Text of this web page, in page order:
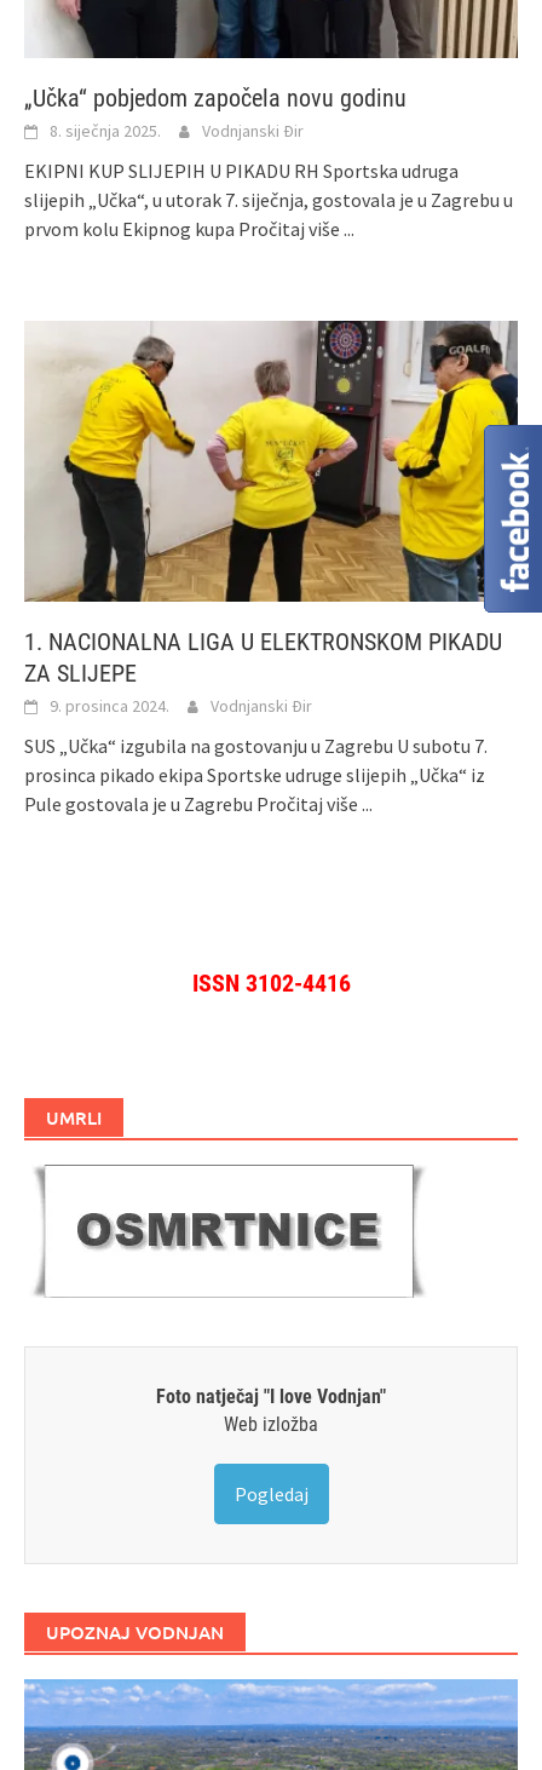
„Učka“ pobjedom započela novu godinu
8. siječnja 2025. Vodnjanski Đir
EKIPNI KUP SLIJEPIH U PIKADU RH Sportska udruga
slijepih „Učka“, u utorak 7. siječnja, gostovala je u Zagrebu u
prvom kolu Ekipnog kupa Pročitaj više ...
1. NACIONALNA LIGA U ELEKTRONSKOM PIKADU
ZA SLIJEPE
9. prosinca 2024. Vodnjanski Đir
SUS „Učka“ izgubila na gostovanju u Zagrebu U subotu 7.
prosinca pikado ekipa Sportske udruge slijepih „Učka“ iz
Pule gostovala je u Zagrebu Pročitaj više ...
ISSN 3102-4416
UMRLI
Foto natječaj "I love Vodnjan"
Web izložba
Pogledaj
UPOZNAJ VODNJAN